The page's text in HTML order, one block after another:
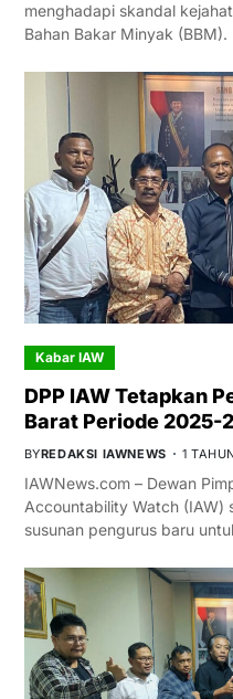
menghadapi skandal
Bahan Bakar Minyak
Kabar IAW
DPP IAW Tetapkan
Barat Periode 2025-
BYREDAKSI IAWNEWS 1
IAWNews.com – Dewan
Accountability Watch (IAW)
susunan pengurus baru